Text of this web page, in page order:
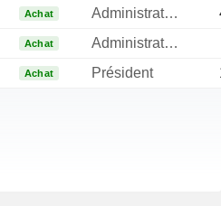
Achat Administrateur
Achat
Administrateur
Achat Président